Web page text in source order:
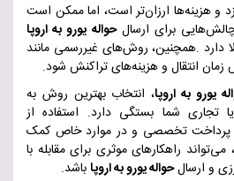
و هزینه‌ها ارزان‌تر است، اما ممکن است
چالش‌هایی برای ارسالحواله یورو به اروپا
دارد.همچنین، روش‌های غیررسمی مانند
انتقال و هزینه‌های تراکنش شود.
یورو به اروپا، انتخاب بهترین روش به
شما بستگی دارد. استفاده از
پرداخت تخصصی و در موارد خاص کمک
راهکارهای موثری برای مقابله با
و ارسالحواله یورو به اروپاباشد.